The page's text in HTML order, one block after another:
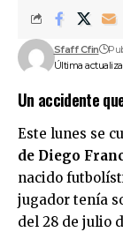
Última
Sfaff Cfin
Un accidente
Este lunes se
de Diego
nacido
jugador tenía
del 28 de julio